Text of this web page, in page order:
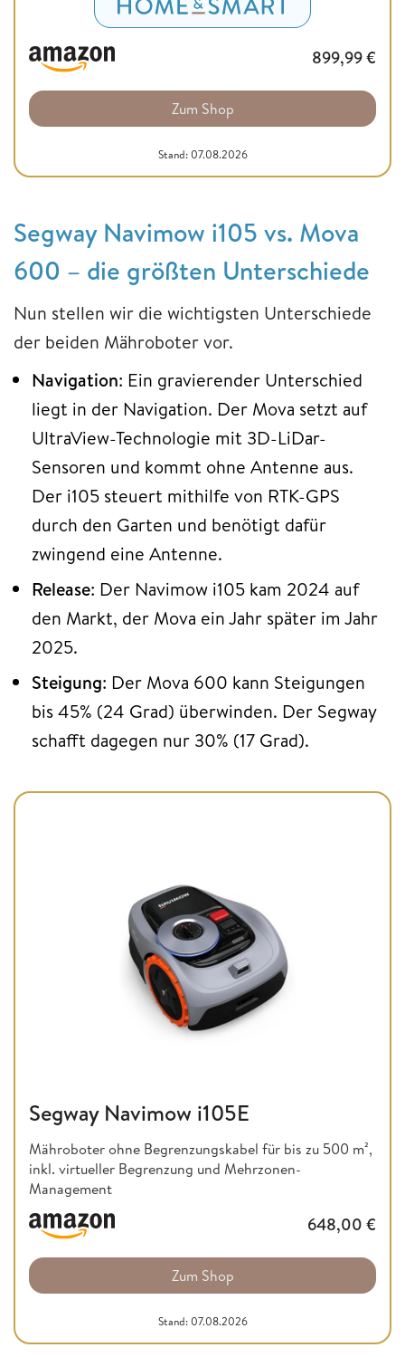
899,99€
Zum Shop
Stand: 07.08.2026
Segway Navimow i105 vs. Mova
600 – die größten Unterschiede
Nun stellen wir die wichtigsten Unterschiede
der beiden Mähroboter vor.
Navigation: Ein gravierender Unterschied
liegt in der Navigation. Der Mova setzt auf
UltraView-Technologie mit 3D-LiDar-
Sensoren und kommt ohne Antenne aus.
Der i105 steuert mithilfe von RTK-GPS
durch den Garten und benötigt dafür
zwingend eine Antenne.
Release: Der Navimow i105 kam 2024 auf
den Markt, der Mova ein Jahr später im Jahr
2025.
Steigung: Der Mova 600 kann Steigungen
bis 45% (24 Grad) überwinden. Der Segway
schafft dagegen nur 30% (17 Grad).
Segway Navimow i105E
Mähroboter ohne Begrenzungskabel für bis zu 500 m²,
inkl. virtueller Begrenzung und Mehrzonen-
Management
648,00 €
Zum Shop
Stand: 07.08.2026